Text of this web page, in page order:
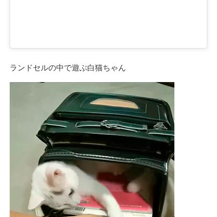
マーケ×ITの今がよく分かる
ITエンジニア向け専門サイト
企業向けIT製品の総合サイト
IT製品の技術・比較・事例
製造業のIT導入・活用を支援
モノづくり技術者専門サイト
ランドセルの中で遊ぶ白猫ちゃん